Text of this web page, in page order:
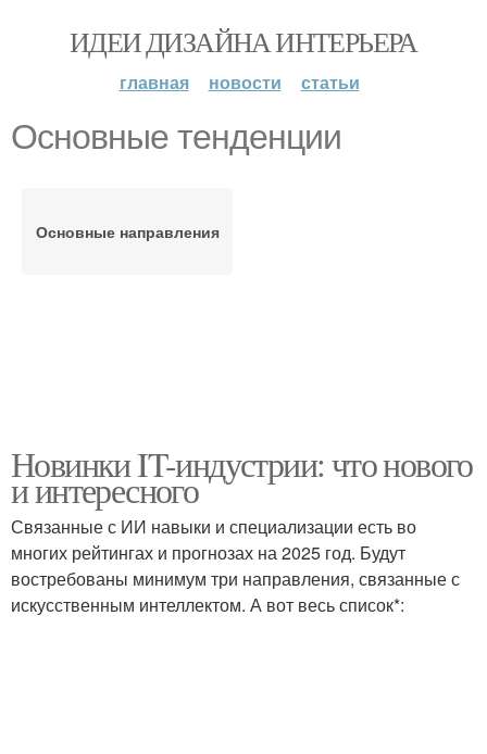
ИДЕИ ДИЗАЙНА ИНТЕРЬЕРА
главная новости статьи
Основные тенденции
Основные направления
Новинки IT-индустрии: что нового
и интересного
Связанные с ИИ навыки и специализации есть во
многих рейтингах и прогнозах на 2025 год. Будут
востребованы минимум три направления, связанные с
искусственным интеллектом. А вот весь список*: